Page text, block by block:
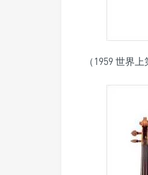
（1959 世界